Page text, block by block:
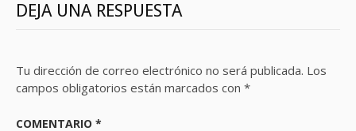
DEJA UNA RESPUESTA
Tu dirección de correo electrónico no será publicada. Los
campos obligatorios están marcados con *
COMENTARIO *